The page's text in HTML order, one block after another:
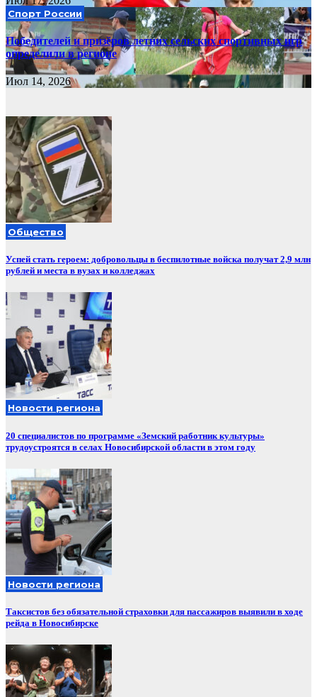
Спорт России
Победителей и призёров летних сельских спортивных игр
определили в регионе
Июл 14, 2026
Общество
Успей стать героем: добровольцы в беспилотные войска получат 2,9 млн
рублей и места в вузах и колледжах
Новости региона
20 специалистов по программе «Земский работник культуры»
трудоустроятся в селах Новосибирской области в этом году
Новости региона
Таксистов без обязательной страховки для пассажиров выявили в ходе
рейда в Новосибирске